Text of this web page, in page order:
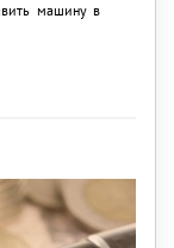
машину в